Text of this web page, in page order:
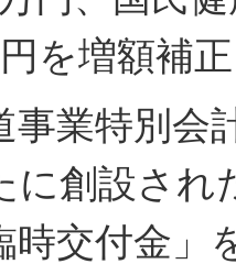
を増額補
事業特別会
に創設され
時交付金」